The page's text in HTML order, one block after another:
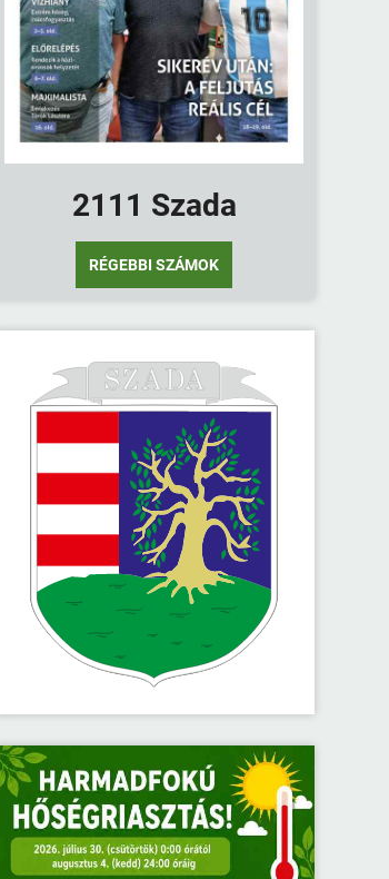
2111 Szada
RÉGEBBI SZÁMOK